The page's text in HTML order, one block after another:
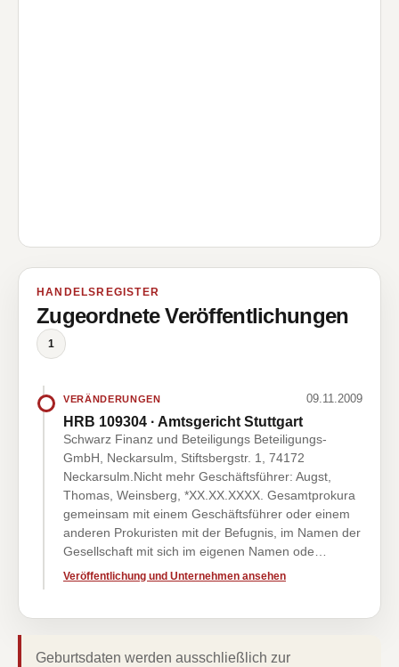
HANDELSREGISTER
Zugeordnete Veröffentlichungen
1
VERÄNDERUNGEN 09.11.2009
HRB 109304 · Amtsgericht Stuttgart
Schwarz Finanz und Beteiligungs Beteiligungs-
GmbH, Neckarsulm, Stiftsbergstr. 1, 74172
Neckarsulm.Nicht mehr Geschäftsführer: Augst,
Thomas, Weinsberg, *XX.XX.XXXX. Gesamtprokura
gemeinsam mit einem Geschäftsführer oder einem
anderen Prokuristen mit der Befugnis, im Namen der
Gesellschaft mit sich im eigenen Namen ode…
Veröffentlichung und Unternehmen ansehen
Geburtsdaten werden ausschließlich zur